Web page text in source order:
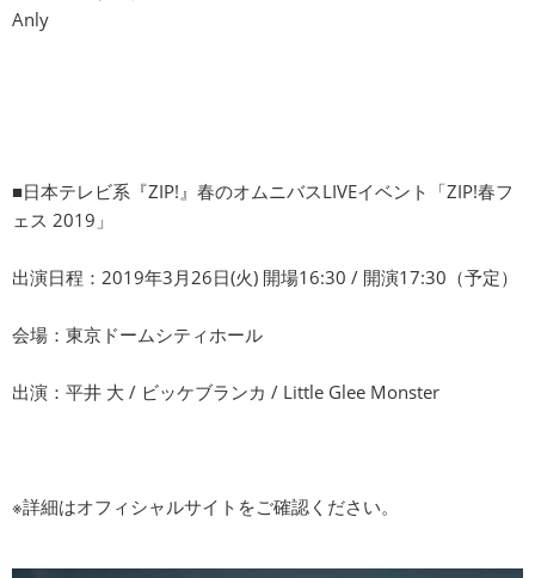
Anly
■日本テレビ系『ZIP!』春のオムニバスLIVEイベント「ZIP!春フ
ェス 2019」
出演日程：2019年3月26日(火) 開場16:30 / 開演17:30（予定）
会場：東京ドームシティホール
出演：平井 大 / ビッケブランカ / Little Glee Monster
※詳細はオフィシャルサイトをご確認ください。